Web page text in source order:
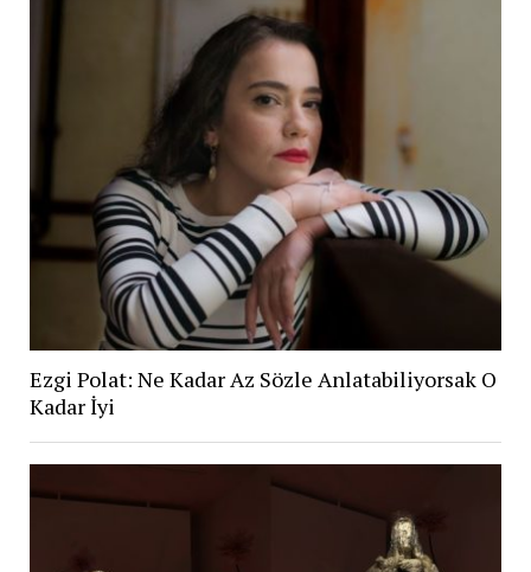
Ezgi Polat: Ne Kadar Az Sözle Anlatabiliyorsak O
Kadar İyi